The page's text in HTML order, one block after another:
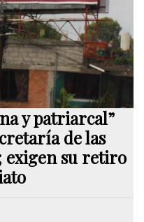
y patriarcal”
de las
exigen su retiro